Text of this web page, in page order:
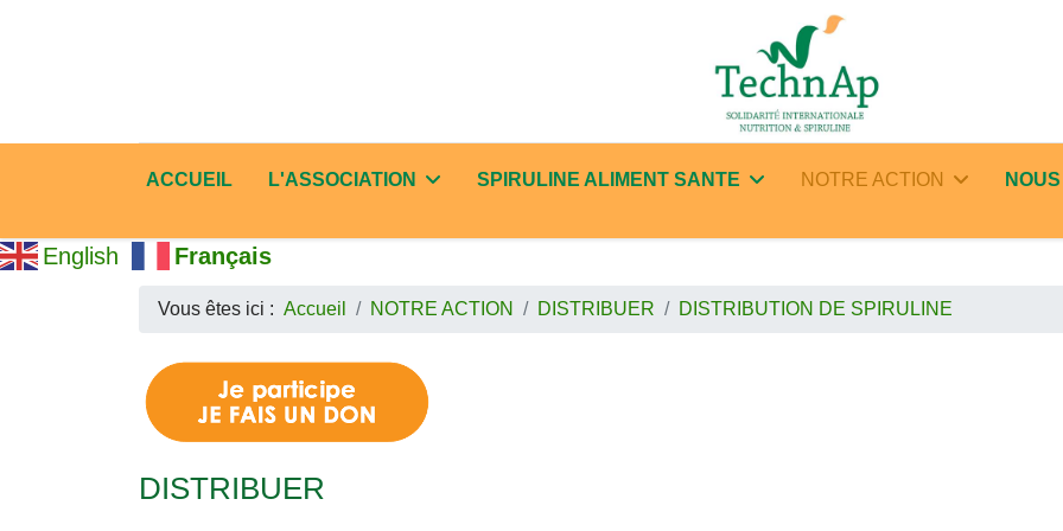
ACCUEIL L'ASSOCIATION SPIRULINE ALIMENT SANTE NOTRE ACTION
English Français
Vous êtes ici : Accueil NOTRE ACTION DISTRIBUER DISTRIBUTION DE SPIRULINE
DISTRIBUER